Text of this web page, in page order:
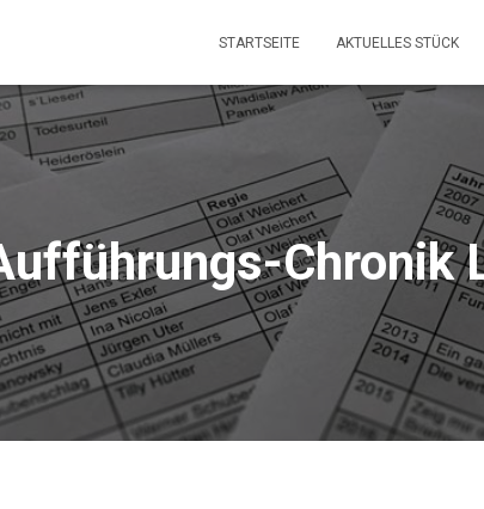
STARTSEITE AKTUELLES STÜCK
Chronik